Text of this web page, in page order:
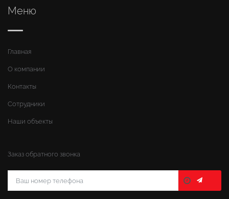
Меню
Главная
О компании
Контакты
Сотрудники
Наши объекты
Заказ обратного звонка